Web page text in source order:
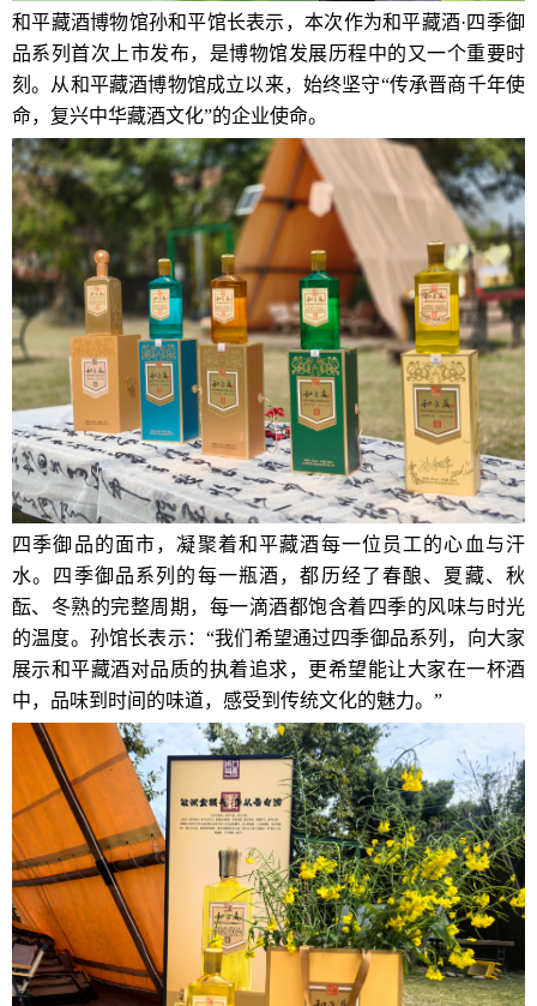
和平藏酒博物馆孙和平馆长表示，本次作为和平藏酒·四季御
品系列首次上市发布，是博物馆发展历程中的又一个重要时
刻。从和平藏酒博物馆成立以来，始终坚守“传承晋商千年使
命，复兴中华藏酒文化”的企业使命。
四季御品的面市，凝聚着和平藏酒每一位员工的心血与汗
水。四季御品系列的每一瓶酒，都历经了春酿、夏藏、秋
酝、冬熟的完整周期，每一滴酒都饱含着四季的风味与时光
的温度。孙馆长表示：“我们希望通过四季御品系列，向大家
展示和平藏酒对品质的执着追求，更希望能让大家在一杯酒
中，品味到时间的味道，感受到传统文化的魅力。”